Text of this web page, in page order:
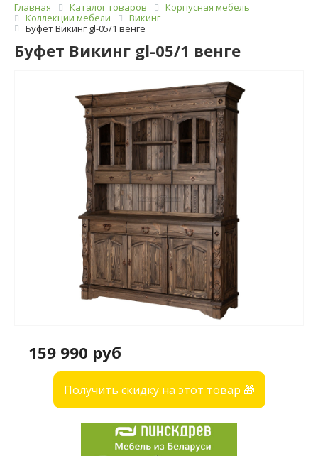
Главная Каталог товаров
Корпусная мебель
Коллекции мебели
Викинг
Буфет Викинг gl-05/1 венге
Буфет Викинг gl-05/1 венге
159 990 руб
Получить скидку на этот товар 🎁